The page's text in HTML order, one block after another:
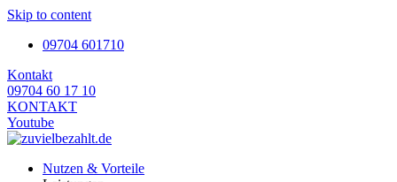
Skip to content
09704 601710
Kontakt
09704 60 17 10
KONTAKT
Youtube
Nutzen & Vorteile